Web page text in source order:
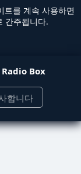
트를 계속 사용하면
간주됩니다.
Box
합니다